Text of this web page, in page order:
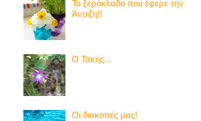
Το ξερόκλαδο που έφερε την
Άνοιξη!!
Ο Τάκης...
Οι διακοπές μας!